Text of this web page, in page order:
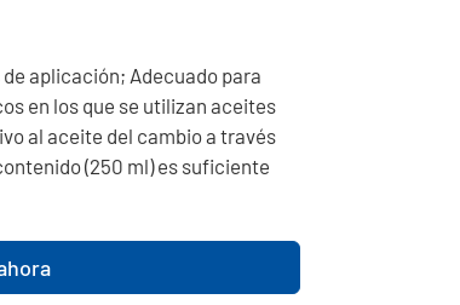
de aplicación; Adecuado para
en los que se utilizan aceites
al aceite del cambio a través
(250 ml) es suficiente